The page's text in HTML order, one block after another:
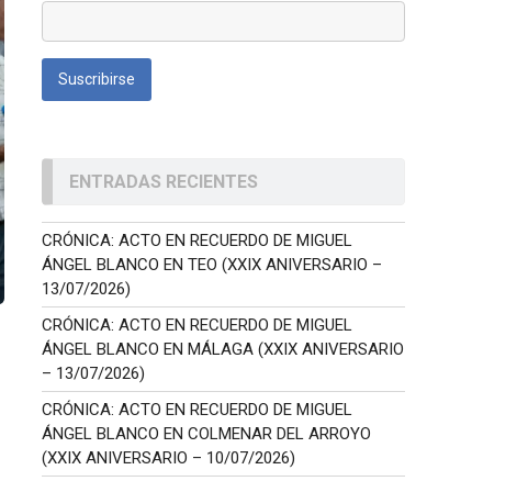
ENTRADAS RECIENTES
CRÓNICA: ACTO EN RECUERDO DE MIGUEL
ÁNGEL BLANCO EN TEO (XXIX ANIVERSARIO –
13/07/2026)
CRÓNICA: ACTO EN RECUERDO DE MIGUEL
ÁNGEL BLANCO EN MÁLAGA (XXIX ANIVERSARIO
– 13/07/2026)
CRÓNICA: ACTO EN RECUERDO DE MIGUEL
ÁNGEL BLANCO EN COLMENAR DEL ARROYO
(XXIX ANIVERSARIO – 10/07/2026)